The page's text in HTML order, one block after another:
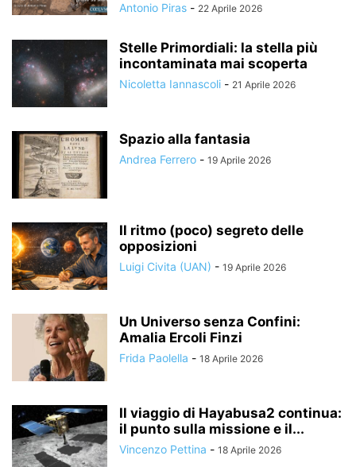
Antonio Piras - 22 Aprile 2026
Stelle Primordiali: la stella più
incontaminata mai scoperta
Nicoletta Iannascoli - 21 Aprile 2026
Spazio alla fantasia
Andrea Ferrero - 19 Aprile 2026
Il ritmo (poco) segreto delle
opposizioni
Luigi Civita (UAN) - 19 Aprile 2026
Un Universo senza Confini:
Amalia Ercoli Finzi
Frida Paolella - 18 Aprile 2026
Il viaggio di Hayabusa2 continua:
il punto sulla missione e il...
Vincenzo Pettina - 18 Aprile 2026